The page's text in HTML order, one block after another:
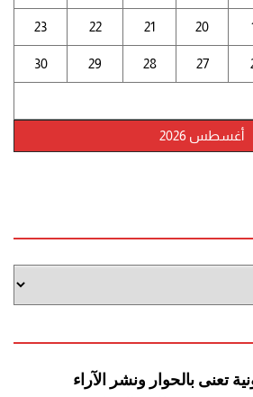
أغسطس 2026
20
21
22
23
27
28
29
30
تعنى بالحوار ونشر الآراء